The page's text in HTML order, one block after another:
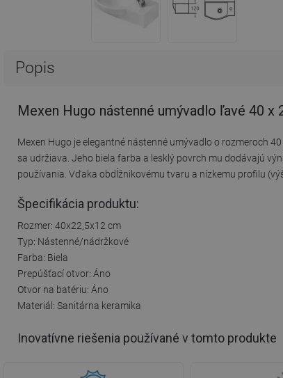
Popis
Mexen Hugo nástenné umývadlo ľavé 40 x
Mexen Hugo je elegantné nástenné umývadlo o rozmeroch
sa udržiava. Jeho biela farba a lesklý povrch mu dodávajú
používania. Vďaka obdĺžnikovému tvaru a nízkemu profilu
Špecifikácia produktu:
Rozmer: 40x22,5x12 cm
Typ: Nástenné/nádržkové
Farba: Biela
Prepúšťací otvor: Áno
Otvor na batériu: Áno
Materiál: Sanitárna keramika
Inovatívne riešenia používané v tomto produkte